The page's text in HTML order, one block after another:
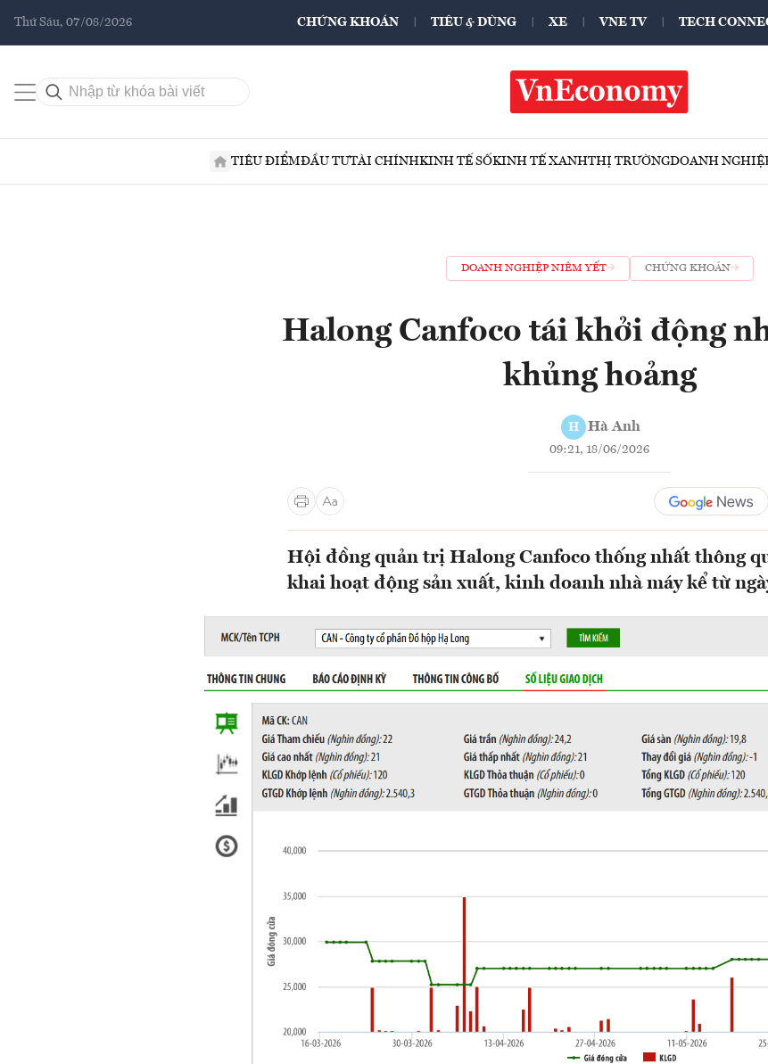
Thứ Sáu, 07/08/2026 CHỨNG KHOÁN TIÊU & DÙNG XE VNE TV TECH
TIÊU ĐIỂMĐẦU TƯTÀI CHÍNHKINH TẾ SỐKINH TẾ XANHTHỊ TRƯỜNGDOANH
DOANH NGHIỆP NIÊM YẾT CHỨNG KHOÁN
Halong Canfoco tái khởi động
khủng hoảng
H Hà Anh
09:21, 18/06/2026
Hội đồng quản trị Halong Canfoco thống nhất thông
khai hoạt động sản xuất, kinh doanh nhà máy kể từ